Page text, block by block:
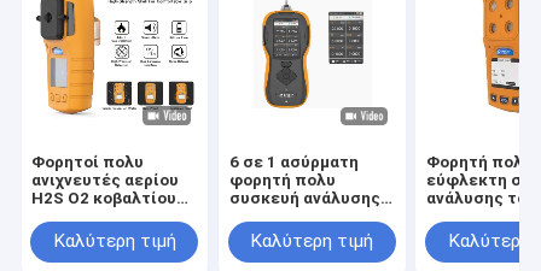
Φορητοί πολυ
ανιχνευτές αερίου
H2S Ο2 κοβαλτίου
πιστοποιήσεις της
FCC ISO9001 CE
Καλύτερη τιμή
6 σε 1 ασύρματη
φορητή πολυ
συσκευή ανάλυσης
ανιχνευτών αερίου
Καλύτερη τιμή
Φορητή πολυ
εύφλεκτη
ανάλυσης
διαρροών
Καλύτερη